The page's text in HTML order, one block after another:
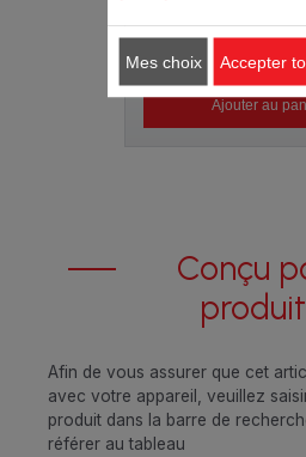
8.20
Ajouter au
Conçu
Afin de vous assurer que cet
avec votre appareil, veuillez
produit dans la barre de
référer au tableau
Mes choix Accepter